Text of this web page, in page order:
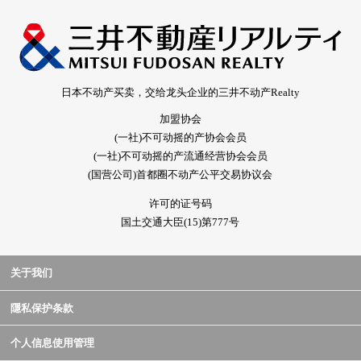
日本不动产买卖，交给龙头企业的三井不动产Realty
加盟协会
(一社)不可动摇的产协会会员
(一社)不可动摇的产流通经营协会会员
(国营公司)首都圈不动产公平交易协议会
许可的证号码
国土交通大臣(15)第777号
关于我们
隱私保护条款
个人信息使用管理